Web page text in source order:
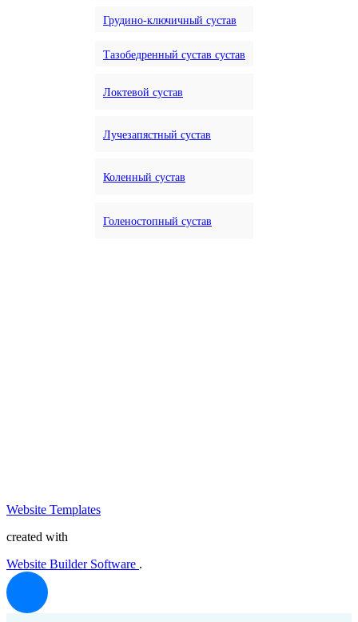
Грудино-ключичный сустав
Тазобедренный сустав сустав
Локтевой сустав
Лучезапястный сустав
Коленный сустав
Голеностопный сустав
Website Templates
created with
Website Builder Software .